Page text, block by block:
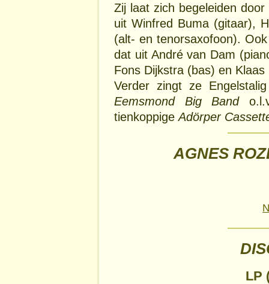
Zij laat zich begeleiden
uit Winfred Buma (gitaar),
(alt- en tenorsaxofoon).
dat uit André van Dam
Fons Dijkstra (bas) en
Verder zingt ze
Eemsmond Big Band
tienkoppigeAdörper
AGNES
LP